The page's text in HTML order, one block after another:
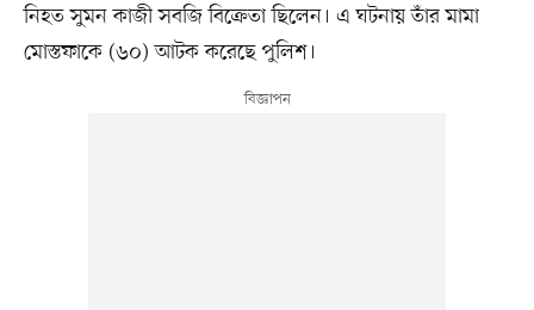
নিহত সুমন কাজী সবজি বিক্রেতা ছিলেন। এ ঘটনায় তাঁর মামা
মোস্তফাকে (৬০) আটক করেছে পুলিশ।